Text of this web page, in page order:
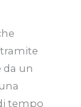
tramite
da un
tempo